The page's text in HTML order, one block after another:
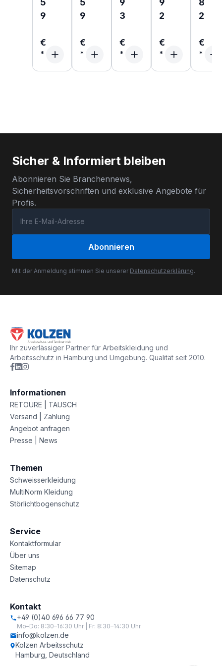
5
9
€
5
9
€
9
3
€
9
2
€
8
2
€
Sicher & Informiert bleiben
Abonnieren Sie Branchennews,
Sicherheitsvorschriften und exklusive Angebote für
Profis.
Abonnieren
Mit der Anmeldung stimmen Sie unserer Datenschutzerklärung.
Ihr zuverlässiger Partner für Arbeitskleidung und
Arbeitsschutz in Hamburg und Umgebung. Qualität seit 2010.
Informationen
RETOURE | TAUSCH
Versand | Zahlung
Angebot anfragen
Presse | News
Themen
Schweisserkleidung
MultiNorm Kleidung
Störlichtbogenschutz
Service
Kontaktformular
Über uns
Sitemap
Datenschutz
Kontakt
+49 (0)40 696 66 77 90
Mo–Do: 8:30–16:30 Uhr | Fr: 8:30–14:30 Uhr
info@kolzen.de
Kolzen Arbeitsschutz
Hamburg, Deutschland